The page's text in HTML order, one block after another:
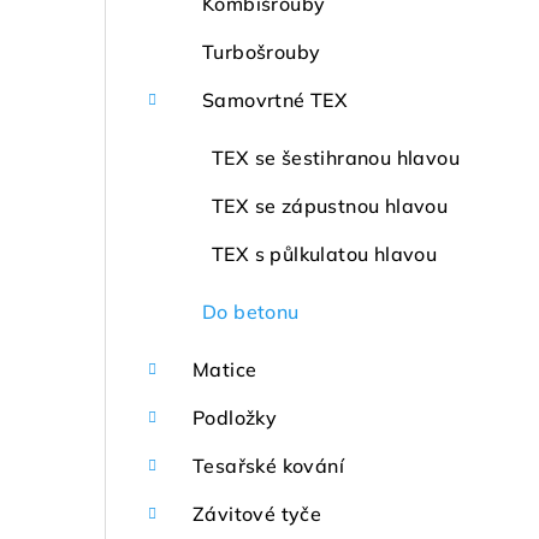
Turbošrouby
Samovrtné TEX
TEX se šestihranou hlavou
TEX se zápustnou hlavou
TEX s půlkulatou hlavou
Do betonu
Matice
Podložky
Tesařské kování
Závitové tyče